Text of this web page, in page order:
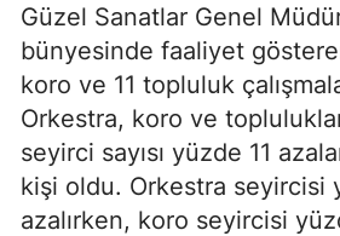
Güzel Sanatlar Genel
bünyesinde faaliyet
koro ve 11 topluluk
Orkestra, koro ve
seyirci sayısı yüzde 11
kişi oldu. Orkestra seyircisi
azalırken, koro seyircisi